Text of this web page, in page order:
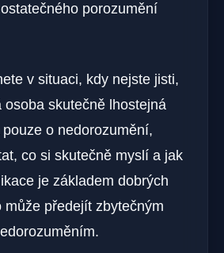
porozumění
v situaci, kdy nejste jisti,
osoba skutečně lhostejná
o nedorozumění,
co si skutečně myslí a jak
je základem dobrých
může předejít zbytečným